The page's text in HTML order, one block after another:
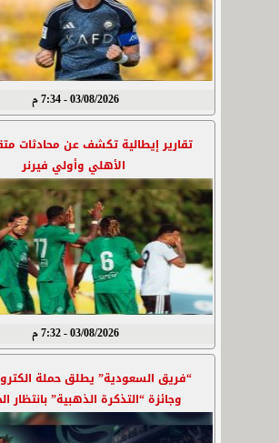
03/08/2026 - 7:34 م
تقارير إيطالية تكشف عن محادثات
الأهلي وأولي فيرنر
03/08/2026 - 7:32 م
“فريق السعودية” يطلق حملة
وجائزة “التذكرة الذهبية” بانتظار